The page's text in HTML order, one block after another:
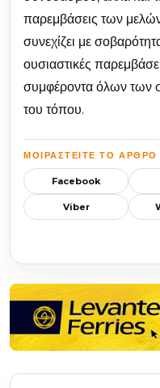
παρεμβάσεις των
συνεχίζει με
ουσιαστικές
συμφέροντα όλων των
του τόπου.
ΜΟΙΡΑΣΤΕΊΤΕ ΤΟ ΆΡΘΡΟ
Facebook
Viber